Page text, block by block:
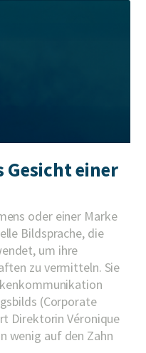
Gesicht einer
oder einer Marke
Bildsprache, die
um ihre
zu vermitteln. Sie
(Corporate
Direktorin Véronique
wenig auf den Zahn